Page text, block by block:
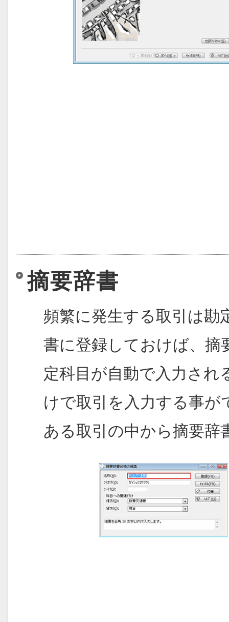
摘要辞書
頻繁に発生する取引は勘
書に登録しておけば、摘
定科目が自動で入力され
けで取引を入力する事
ある取引の中から摘要辞